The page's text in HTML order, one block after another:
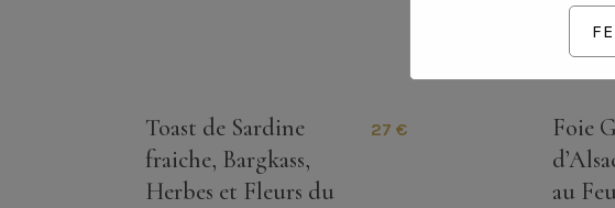
Toast de Sardine
fraiche, Bargkass,
Herbes et Fleurs du
27 €
Foie
au